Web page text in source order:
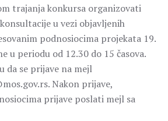
trajanja konkursa organizovati
u vezi objavljenih
podnosiocima projekata 19.
u periodu od 12.30 do 15 časova.
da se prijave na mejl
Nakon prijave,
prijave poslati mejl sa